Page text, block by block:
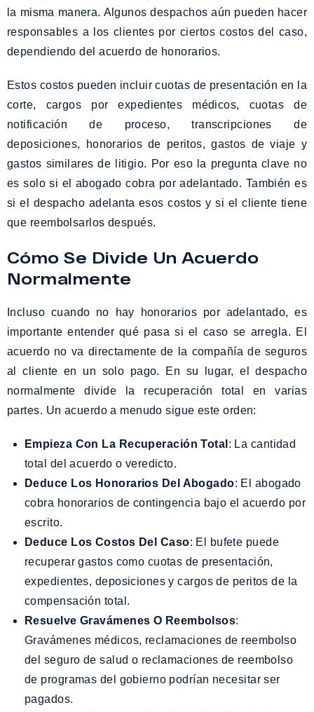
la misma manera. Algunos despachos aún pueden hacer
responsables a los clientes por ciertos costos del caso,
dependiendo del acuerdo de honorarios.
Estos costos pueden incluir cuotas de presentación en la
corte, cargos por expedientes médicos, cuotas de
notificación de proceso, transcripciones de
deposiciones, honorarios de peritos, gastos de viaje y
gastos similares de litigio. Por eso la pregunta clave no
es solo si el abogado cobra por adelantado. También es
si el despacho adelanta esos costos y si el cliente tiene
que reembolsarlos después.
Cómo Se Divide Un Acuerdo
Normalmente
Incluso cuando no hay honorarios por adelantado, es
importante entender qué pasa si el caso se arregla. El
acuerdo no va directamente de la compañía de seguros
al cliente en un solo pago. En su lugar, el despacho
normalmente divide la recuperación total en varias
partes. Un acuerdo a menudo sigue este orden:
Empieza Con La Recuperación Total : La cantidad
total del acuerdo o veredicto.
Deduce Los Honorarios Del Abogado: El abogado
cobra honorarios de contingencia bajo el acuerdo por
escrito.
Deduce Los Costos Del Caso: El bufete puede
recuperar gastos como cuotas de presentación,
expedientes, deposiciones y cargos de peritos de la
compensación total.
Resuelve Gravámenes O Reembolsos:
Gravámenes médicos, reclamaciones de reembolso
del seguro de salud o reclamaciones de reembolso
de programas del gobierno podrían necesitar ser
pagados.